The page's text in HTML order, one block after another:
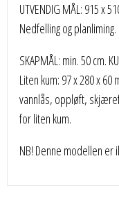
UTVENDIG MÅL: 915 x
Nedfelling og planliming.
SKAPMÅL: min. 50 cm.
Liten kum: 97 x 280 x 60
vannlås, oppløft,
for liten kum.
NB! Denne modellen er